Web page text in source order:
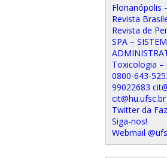
Florianópolis
Revista
Revista de
SPA –
Toxicologia –
0800-643-
99022683
cit@hu.ufsc.br
Twitter da
Siga-nos!
Webmail